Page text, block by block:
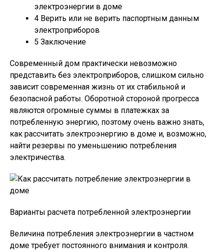
электроэнергии в доме
4 Верить или не верить паспортным данным
электроприборов
5 Заключение
Современный дом практически невозможно
представить без электроприборов, слишком сильно
зависит современная жизнь от их стабильной и
безопасной работы. Оборотной стороной прогресса
являются огромные суммы в платежках за
потребленную энергию, поэтому очень важно знать,
как рассчитать электроэнергию в доме и, возможно,
найти резервы по уменьшению потребления
электричества.
Варианты расчета потребленной электроэнергии
Величина потребления электроэнергии в частном
доме требует постоянного внимания и контроля.